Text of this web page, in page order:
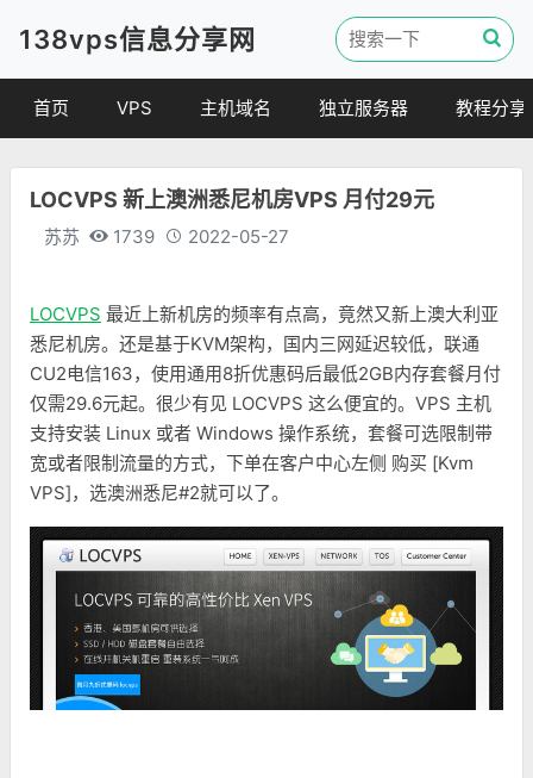
138vps信息分享网
首页 VPS
便宜VPS
VPS评测
主机域名
虚拟主机
独立服务器 教程分享
LOCVPS 新上澳洲悉尼机房VPS 月付29元
苏苏 1739 2022-05-27
LOCVPS 最近上新机房的频率有点高，竟然又新上澳大利亚
悉尼机房。还是基于KVM架构，国内三网延迟较低，联通
CU2电信163，使用通用8折优惠码后最低2GB内存套餐月付
仅需29.6元起。很少有见 LOCVPS 这么便宜的。VPS 主机
支持安装 Linux 或者 Windows 操作系统，套餐可选限制带
宽或者限制流量的方式，下单在客户中心左侧 购买 [Kvm
VPS]，选澳洲悉尼#2就可以了。